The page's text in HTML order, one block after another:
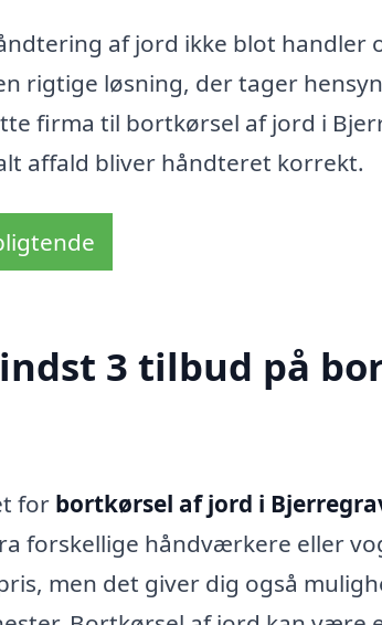
af jord ikke blot handler
rigtige løsning, der tager
firma til bortkørsel af jord i
affald bliver håndteret korrekt.
3 tilbud på
for bortkørsel af jord i
forskellige håndværkere eller
men det giver dig også